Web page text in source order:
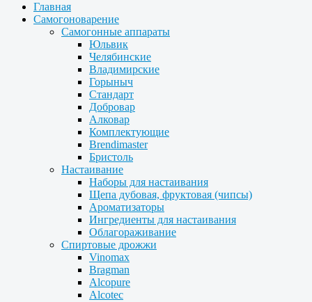
Главная
Самогоноварение
Самогонные аппараты
Юльвик
Челябинские
Владимирские
Горыныч
Стандарт
Добровар
Алковар
Комплектующие
Brendimaster
Бристоль
Настаивание
Наборы для настаивания
Щепа дубовая, фруктовая (чипсы)
Ароматизаторы
Ингредиенты для настаивания
Облагораживание
Спиртовые дрожжи
Vinomax
Bragman
Alcopure
Alcotec